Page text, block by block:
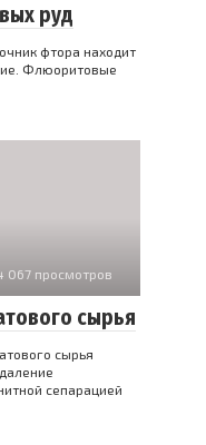
руд
фтора находит
Флюоритовые
067 просмотров
сырья
сырья
сепарацией